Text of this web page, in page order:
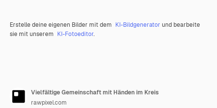
Erstelle deine eigenen Bilder mit dem KI-Bildgenerator und bearbeite
sie mit unserem KI-Fotoeditor.
Vielfältige Gemeinschaft mit Händen im Kreis
rawpixel.com